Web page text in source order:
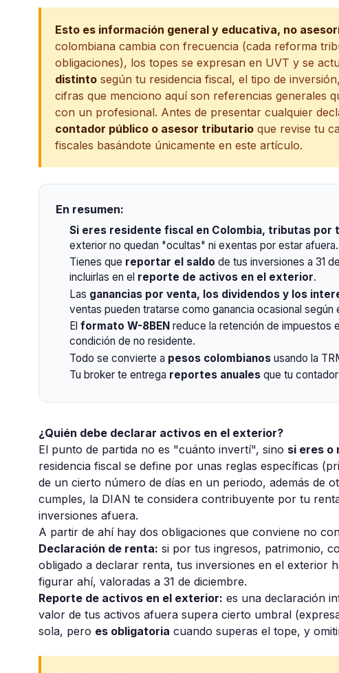
Esto es información general y educativa, no
colombiana cambia con frecuencia (cada reforma
obligaciones), los topes se expresan en UVT y se
distinto según tu residencia fiscal, el tipo de
cifras que menciono aquí son referencias generales
con un profesional. Antes de presentar cualquier
contador público o asesor tributario que revise tu
fiscales basándote únicamente en este artículo.
En resumen:
Si eres residente fiscal en Colombia, tributas por
exterior no quedan "ocultas" ni exentas por estar afuera.
Tienes que reportar el saldo de tus inversiones a 31
incluirlas en el reporte de activos en el exterior.
Las ganancias por venta, los dividendos y los
ventas pueden tratarse como ganancia ocasional
El formato W-8BEN reduce la retención de impuestos
condición de no residente.
Todo se convierte a pesos colombianos usando la
Tu broker te entrega reportes anuales que tu
¿Quién debe declarar activos en el exterior?
El punto de partida no es "cuánto invertí", sino si eres o
residencia fiscal se define por unas reglas específicas
de un cierto número de días en un periodo, además de
cumples, la DIAN te considera contribuyente por tu
inversiones afuera.
A partir de ahí hay dos obligaciones que conviene no
Declaración de renta: si por tus ingresos, patrimonio,
obligado a declarar renta, tus inversiones en el exterior
figurar ahí, valoradas a 31 de diciembre.
Reporte de activos en el exterior: es una declaración
valor de tus activos afuera supera cierto umbral
sola, pero es obligatoria cuando superas el tope, y